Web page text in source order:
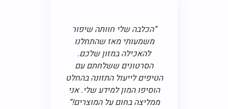
“הכלבה שלי חוותה שיפור
משמעותי מאז שהתחלנו
להאכילה במזון שלכם.
הסרטונים ששלחתם עם
הטיפים לייעול התזונה בהחלט
הוסיפו המון למידע שלי. אני
ממליצה בחום על המוצרים!”